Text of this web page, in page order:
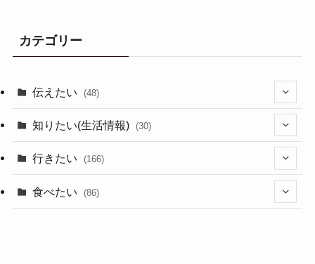
カテゴリー
伝えたい (48)
(44)
(1)
知りたい(生活情報) (30)
(10)
(11)
行きたい (166)
(18)
食べたい (86)